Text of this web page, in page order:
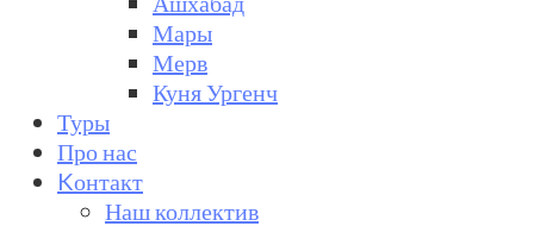
Мары
Мерв
Куня Ургенч
Туры
Про нас
Kонтакт
Наш коллектив